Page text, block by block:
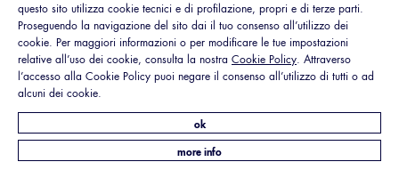
questo sito utilizza cookie tecnici e di profilazione, propri e di terze parti.
Proseguendo la navigazione del sito dai il tuo consenso all’utilizzo dei
cookie. Per maggiori informazioni o per modificare le tue impostazioni
relative all’uso dei cookie, consulta la nostra Cookie Policy. Attraverso
l’accesso alla Cookie Policy puoi negare il consenso all’utilizzo di tutti o ad
alcuni dei cookie.
ok
more info